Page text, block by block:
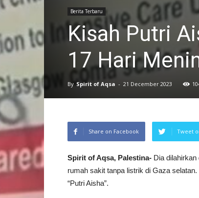
Berita Terbaru
Kisah Putri
17 Hari
By Spirit of Aqsa - 21 December 2023
Share on Facebook Tweet
Spirit of Aqsa, Palestina- Dia
rumah sakit tanpa listrik di Gaza
“Putri Aisha”.